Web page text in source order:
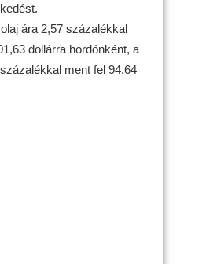
ára 2,57 százalékkal
dollárra hordónként, a
ment fel 94,64